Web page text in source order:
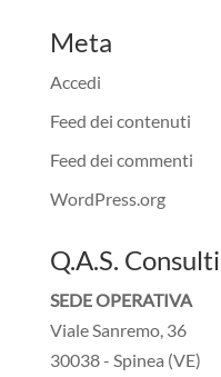
Meta
Accedi
Feed dei contenuti
Feed dei commenti
WordPress.org
Q.A.S.
SEDE OPERATIVA
Viale Sanremo, 36
30038 - Spinea (VE)